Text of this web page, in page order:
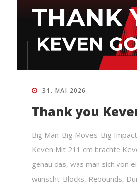
31. MAI 2026
Thank you
Big Man. Big Moves. Big
Keven Mit 211 cm brachte
genau das, was man sich von
wünscht: Blocks, Rebounds,